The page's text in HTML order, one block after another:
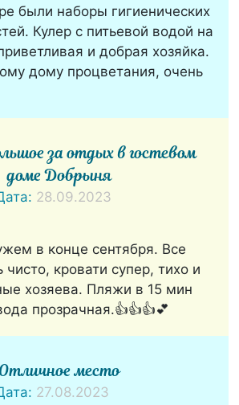
были наборы гигиенических
Кулер с питьевой водой на
и добрая хозяйка.
дому процветания, очень
за отдых в гостевом
доме Добрыня
28.09.2023
в конце сентября. Все
чисто, кровати супер, тихо и
хозяева. Пляжи в 15 мин
прозрачная.👍👍👍💕
Отличное место
27.08.2023